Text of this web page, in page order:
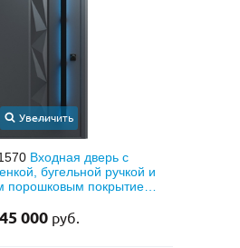
Увеличить
Входная дверь с
бугельной ручкой и
порошковым покрытием
45 000 руб.